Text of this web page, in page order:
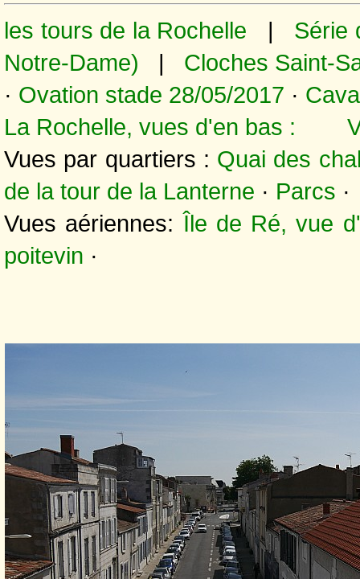
les tours de la Rochelle |
Série
Notre-Dame) | Cloches Saint-
· Ovation stade 28/05/2017 ·
La Rochelle, vues d'en bas :
Vues par quartiers : Quai des
de la tour de la Lanterne · Parcs ·
Vues aériennes: Île de Ré, vue
poitevin ·